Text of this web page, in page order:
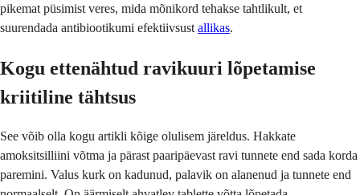
pikemat püsimist veres, mida mõnikord tehakse tahtlikult, et
suurendada antibiootikumi efektiivsust allikas.
Kogu ettenähtud ravikuuri lõpetamise
kriitiline tähtsus
See võib olla kogu artikli kõige olulisem järeldus. Hakkate
amoksitsilliini võtma ja pärast paaripäevast ravi tunnete end sada korda
paremini. Valus kurk on kadunud, palavik on alanenud ja tunnete end